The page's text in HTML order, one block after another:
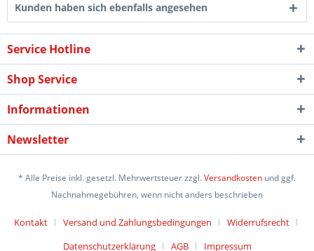
Kunden haben sich ebenfalls angesehen
Service Hotline
Shop Service
Informationen
Newsletter
* Alle Preise inkl. gesetzl. Mehrwertsteuer zzgl.Versandkosten und ggf.
Nachnahmegebühren, wenn nicht anders beschrieben
Kontakt Versand und Zahlungsbedingungen
Widerrufsrecht
Datenschutzerklärung
AGB Impressum